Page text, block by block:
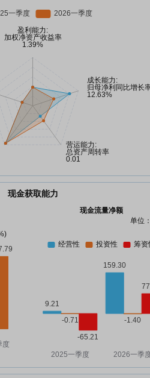
现金获取能力
现金流量净额
单位